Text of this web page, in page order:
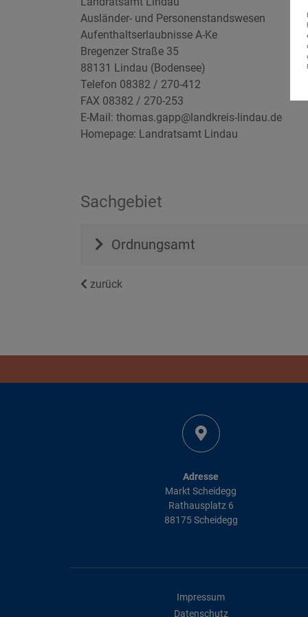
Ausländer- und Personenstandswesen
Aufenthaltserlaubnisse A-Ke
Bregenzer Straße 35
88131 Lindau (Bodensee)
Telefon 08382 / 270-412
FAX 08382 / 270-253
E-Mail: thomas.gapp@landkreis-lindau.de
Homepage: Landratsamt Lindau
Sachgebiet
Ordnungsamt
zurück
Adresse
Markt Scheidegg
Rathausplatz 6
88175 Scheidegg
Impressum
Datenschutz